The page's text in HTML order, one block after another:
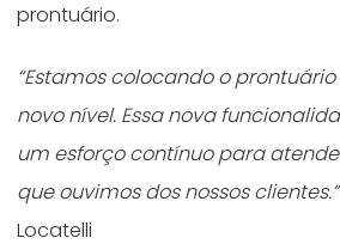
prontuário.
“Estamos colocando o
novo nível. Essa nova
um esforço contínuo para
que ouvimos dos nossos
Locatelli